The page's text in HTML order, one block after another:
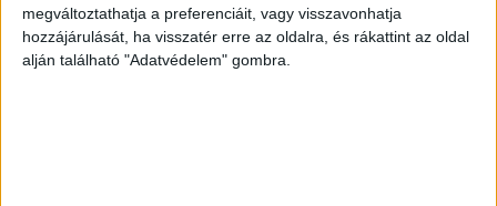
megváltoztathatja a preferenciáit, vagy visszavonhatja
hozzájárulását, ha visszatér erre az oldalra, és rákattint az oldal
alján található "Adatvédelem" gombra.